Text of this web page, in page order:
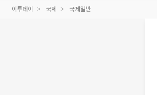
이투데이 국제 국제일반